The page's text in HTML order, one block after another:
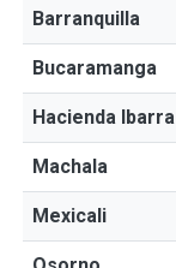
Barranquilla
Bucaramanga
Hacienda Ibarra
Machala
Mexicali